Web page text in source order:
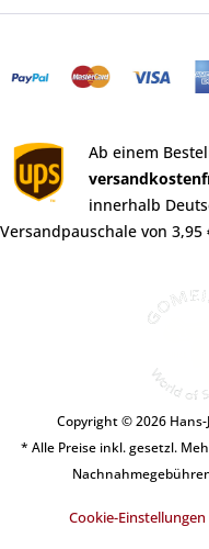
Ab einem
innerhalb
Versandpauschale von 3,95
Copyright © 2026
* Alle Preise inkl. gesetzl.
Cookie-Einstellungen